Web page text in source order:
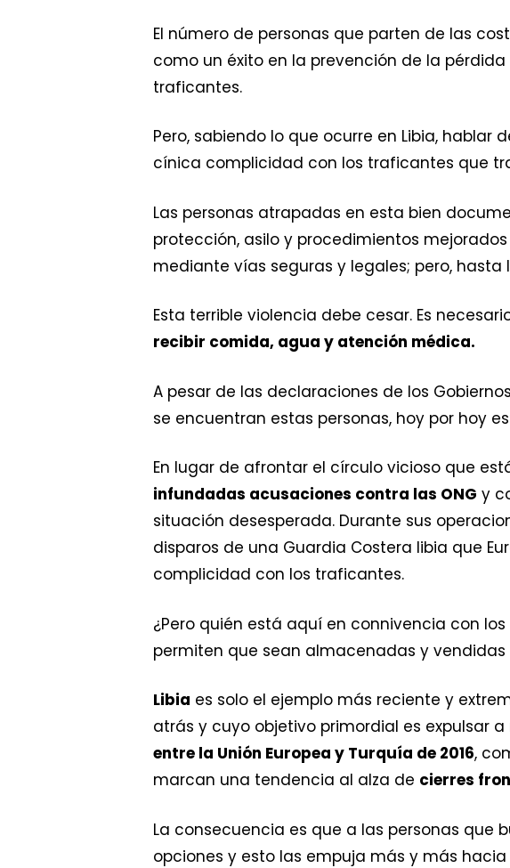
El número de personas que parten de las
como un éxito en la prevención de la
traficantes.
Pero, sabiendo lo que ocurre en Libia, hablar
cínica complicidad con los traficantes que
Las personas atrapadas en esta bien
protección, asilo y procedimientos
mediante vías seguras y legales; pero,
Esta terrible violencia debe cesar. Es
recibir comida, agua y atención médica.
A pesar de las declaraciones de los
se encuentran estas personas, hoy por hoy
En lugar de afrontar el círculo vicioso que
infundadas acusaciones contra las ONG y
situación desesperada. Durante sus
disparos de una Guardia Costera libia que
complicidad con los traficantes.
¿Pero quién está aquí en connivencia con
permiten que sean almacenadas y
Libia es solo el ejemplo más reciente y
atrás y cuyo objetivo primordial es expulsar
entre la Unión Europea y Turquía de 2016,
marcan una tendencia al alza de cierres
La consecuencia es que a las personas que
opciones y esto las empuja más y más